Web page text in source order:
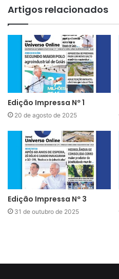
Artigos relacionados
Edição Impressa Nº 1
20 de agosto de 2025
Edição Impressa Nº 3
31 de outubro de 2025